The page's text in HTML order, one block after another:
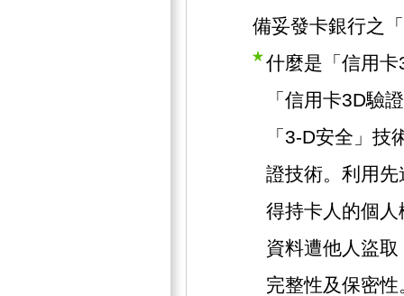
備妥發卡銀行之
什麼是「信用
「信用卡3D驗
「3-D安全」
證技術。利用
得持卡人的個
資料遭他人盜
完整性及保密